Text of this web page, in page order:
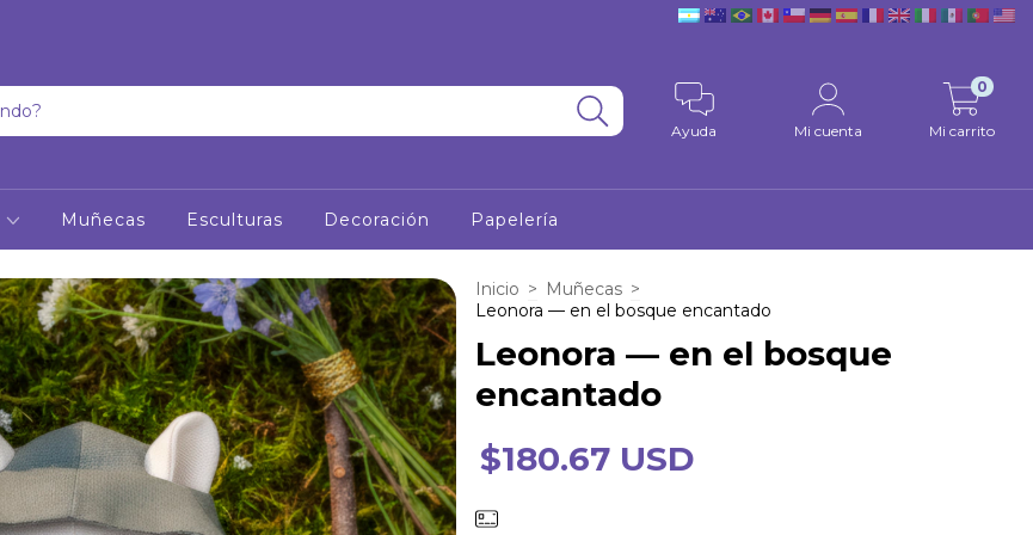
Ayuda Mi cuenta Mi carrito
0
Muñecas Esculturas Decoración Papelería
Inicio > Muñecas >
Leonora — en el bosque encantado
Leonora — en el bosque
encantado
$180.67 USD